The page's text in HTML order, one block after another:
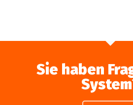
Sie haben